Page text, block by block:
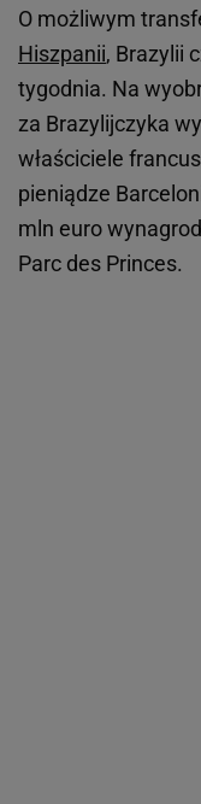
O możliwym
Hiszpanii, Brazylii
tygodnia. Na
za Brazylijczyka
właściciele
pieniądze
mln euro
Parc des Princes.